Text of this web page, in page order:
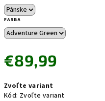
FARBA
€89,99
cena:
Zvoľte variant
Kód: Zvoľte variant